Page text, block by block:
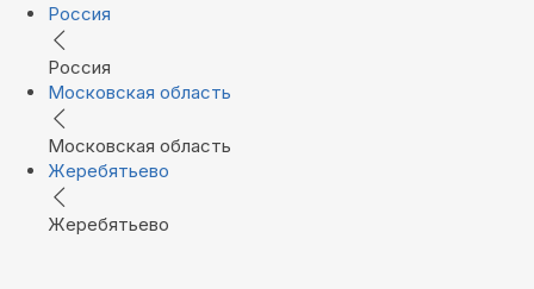
Россия
Россия
Московская область
Московская область
Жеребятьево
Жеребятьево